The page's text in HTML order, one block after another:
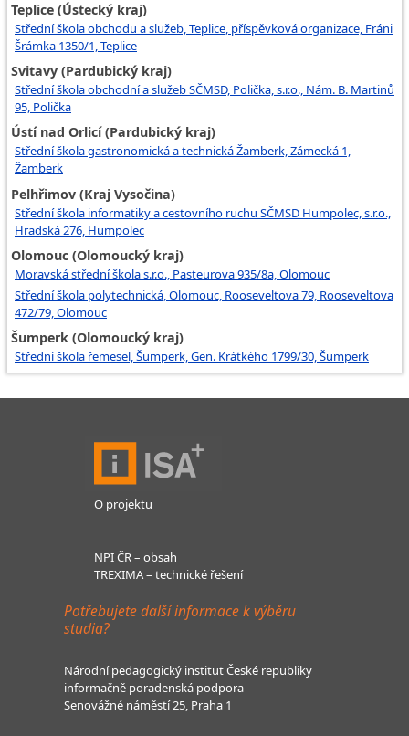
Teplice (Ústecký kraj)
Střední škola obchodu a služeb, Teplice, příspěvková organizace, Fráni
Šrámka 1350/1, Teplice
Svitavy (Pardubický kraj)
Střední škola obchodní a služeb SČMSD, Polička, s.r.o., Nám. B. Martinů
95, Polička
Ústí nad Orlicí (Pardubický kraj)
Střední škola gastronomická a technická Žamberk, Zámecká 1,
Žamberk
Pelhřimov (Kraj Vysočina)
Střední škola informatiky a cestovního ruchu SČMSD Humpolec, s.r.o.,
Hradská 276, Humpolec
Olomouc (Olomoucký kraj)
Moravská střední škola s.r.o., Pasteurova 935/8a, Olomouc
Střední škola polytechnická, Olomouc, Rooseveltova 79, Rooseveltova
472/79, Olomouc
Šumperk (Olomoucký kraj)
Střední škola řemesel, Šumperk, Gen. Krátkého 1799/30, Šumperk
O projektu
NPI ČR – obsah
TREXIMA – technické řešení
Potřebujete další informace k výběru
studia?
Národní pedagogický institut České republiky
informačně poradenská podpora
Senovážné náměstí 25, Praha 1